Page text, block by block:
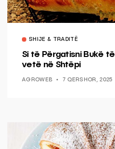
SHIJE & TRADITË
Si të Përgatisni Bukë
vetë në Shtëpi
AGROWEB 7 QERSHOR, 2025